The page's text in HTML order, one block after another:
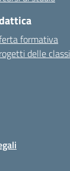
formativa
delle classi